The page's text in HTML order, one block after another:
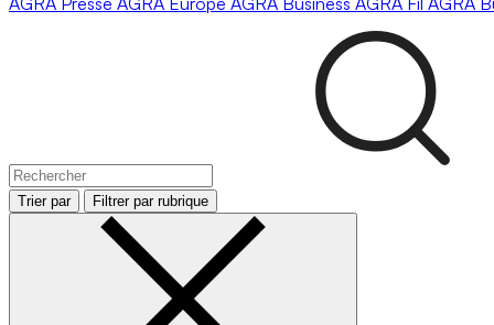
Trier par Filtrer par rubrique